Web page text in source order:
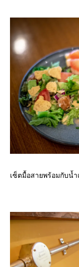
เซ็ตมื้อสายพร้อมกับน้ำ